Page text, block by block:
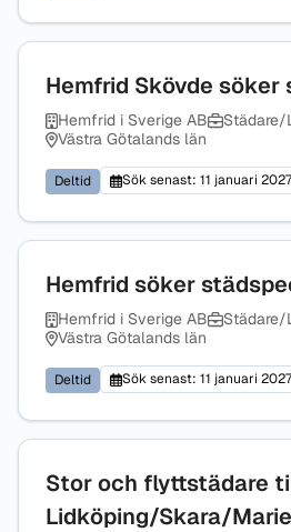
Hemfrid Skövde
Hemfrid i Sverige AB
Städare/
Västra Götalands län
Deltid Sök senast: 11 januari 2027
Hemfrid söker
Hemfrid i Sverige AB
Städare/
Västra Götalands län
Deltid Sök senast: 11 januari 2027
Stor och flyttstädare
Lidköping/Skara/